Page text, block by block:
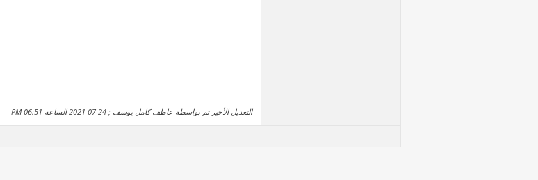
التعديل الأخير تم بواسطة عاطف كامل يوسف ; 24-07-2021 الساعة 06:51 PM